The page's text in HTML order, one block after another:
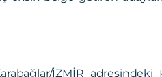
İZMİR adresindeki